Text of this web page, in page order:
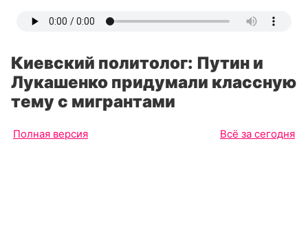
Киевский политолог: Путин и
Лукашенко придумали классную
тему с мигрантами
Полная версия Всё за сегодня